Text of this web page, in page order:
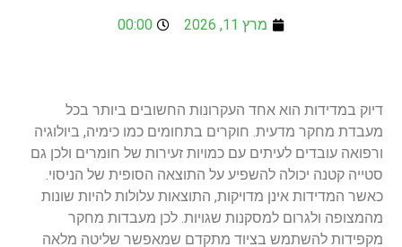
מרץ 11, 2026 00:00
דיוק במדידות הוא אחד העקרונות החשובים ביותר בכל
מעבדת מחקר מדעית. חוקרים בתחומים כמו כימיה, ביולוגיה
ורפואה עובדים לעיתים עם כמויות זעירות של חומרים ולכן גם
סטייה קטנה יכולה להשפיע על התוצאה הסופית של הניסוי.
כאשר המדידות אינן מדויקות, התוצאות עלולות להיות שונות
מהמצופה ולגרום למסקנות שגויות. לכן מעבדות מחקר
מקפידות להשתמש בציוד מתקדם שמאפשר שליטה מלאה